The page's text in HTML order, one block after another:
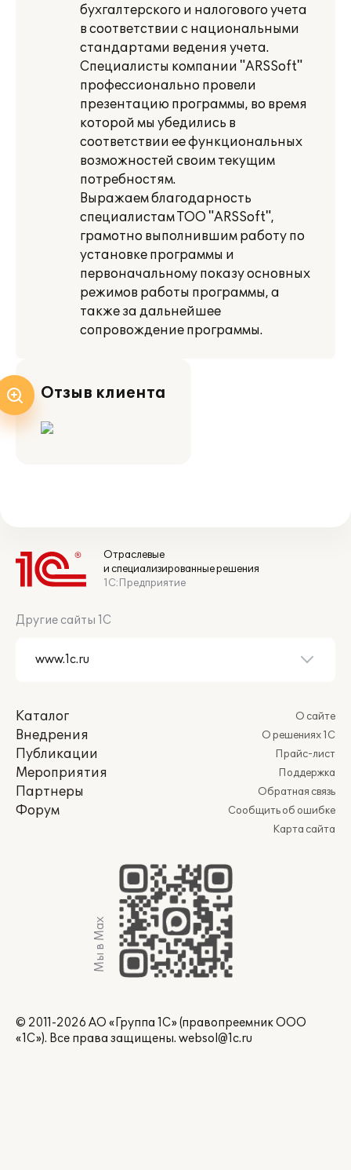
бухгалтерского и налогового учета
в соответствии с национальными
стандартами ведения учета.
Специалисты компании "ARSSoft"
профессионально провели
презентацию программы, во время
которой мы убедились в
соответствии ее функциональных
возможностей своим текущим
потребностям.
Выражаем благодарность
специалистам ТОО "ARSSoft",
грамотно выполнившим работу по
установке программы и
первоначальному показу основных
режимов работы программы, а
также за дальнейшее
сопровождение программы.
Отзыв клиента
Отраслевые
и специализированные решения
1С:Предприятие
Другие сайты 1С
Каталог
Внедрения
Публикации
Мероприятия
Партнеры
Форум
О сайте
О решениях 1С
Прайс-лист
Поддержка
Обратная связь
Сообщить об ошибке
Карта сайта
Мы в Max
© 2011-2026 АО «Группа 1С» (правопреемник ООО
«1С»). Все права защищены. websol@1c.ru